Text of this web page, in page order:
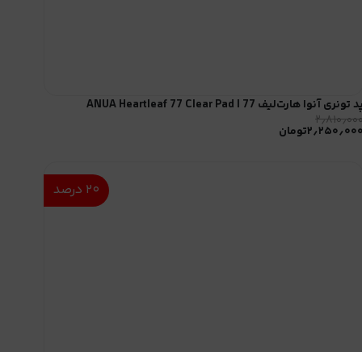
پد تونری آنوا هارت‌لیف 77 | ANUA Heartleaf 77 Clear Pad
۲٫۲۵۰٫۰۰۰تومان
۲۰ درصد